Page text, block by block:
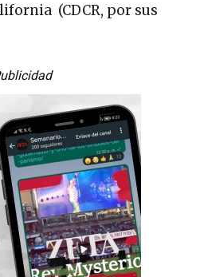
(CDCR, por sus